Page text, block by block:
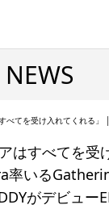
NEWS
くれる」 │ Skyra率いるGathering Of DeathよりBEATEDDYが
はすべてを受
率いる
がデビュー